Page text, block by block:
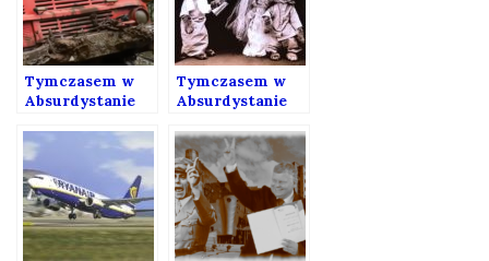
Tymczasem w
Absurdystanie
Tymczasem w
Absurdystanie